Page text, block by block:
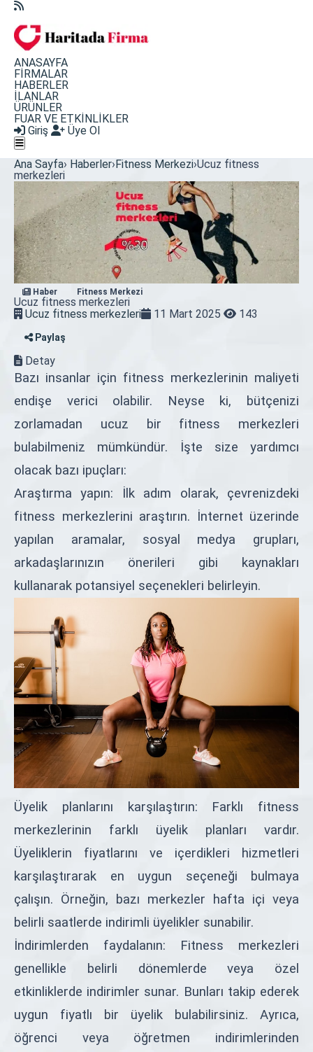
ANASAYFA
FİRMALAR
HABERLER
İLANLAR
ÜRÜNLER
FUAR VE ETKİNLİKLER
Giriş
Üye Ol
Ana Sayfa› Haberler›Fitness Merkezi›Ucuz fitness
merkezleri
Haber Fitness Merkezi
Ucuz fitness merkezleri
Ucuz fitness merkezleri
11 Mart 2025 143
Paylaş
Detay
Bazı insanlar için fitness merkezlerinin maliyeti
endişe verici olabilir. Neyse ki, bütçenizi
zorlamadan ucuz bir fitness merkezleri
bulabilmeniz mümkündür. İşte size yardımcı
olacak bazı ipuçları:
Araştırma yapın: İlk adım olarak, çevrenizdeki
fitness merkezlerini araştırın. İnternet üzerinde
yapılan aramalar, sosyal medya grupları,
arkadaşlarınızın önerileri gibi kaynakları
kullanarak potansiyel seçenekleri belirleyin.
Üyelik planlarını karşılaştırın: Farklı fitness
merkezlerinin farklı üyelik planları vardır.
Üyeliklerin fiyatlarını ve içerdikleri hizmetleri
karşılaştırarak en uygun seçeneği bulmaya
çalışın. Örneğin, bazı merkezler hafta içi veya
belirli saatlerde indirimli üyelikler sunabilir.
İndirimlerden faydalanın: Fitness merkezleri
genellikle belirli dönemlerde veya özel
etkinliklerde indirimler sunar. Bunları takip ederek
uygun fiyatlı bir üyelik bulabilirsiniz. Ayrıca,
öğrenci veya öğretmen indirimlerinden